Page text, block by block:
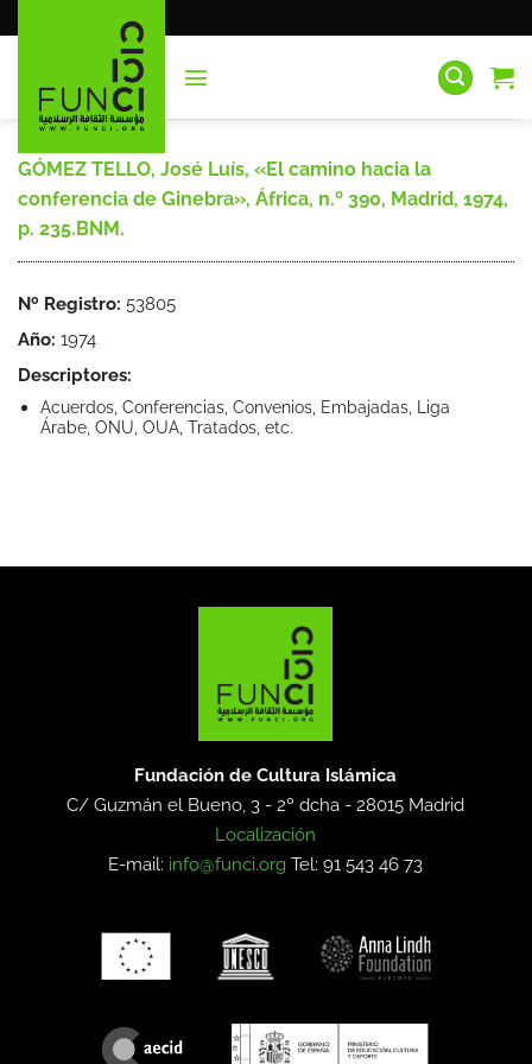
al
GÓMEZ TELLO, José Luís, «El camino hacia la
conferencia de Ginebra», África, n.º 390, Madrid, 1974,
p. 235.BNM.
Nº Registro: 53805
Año: 1974
Descriptores:
Acuerdos, Conferencias, Convenios, Embajadas, Liga
Árabe, ONU, OUA, Tratados, etc.
Fundación de Cultura Islámica
C/ Guzmán el Bueno, 3 - 2º dcha -28015 Madrid
Localización
E-mail: info@funci.org Tel: 91 543 46 73